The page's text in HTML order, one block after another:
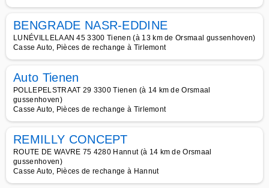
BENGRADE NASR-EDDINE
LUNÉVILLELAAN 45 3300 Tienen (à 13 km de Orsmaal gussenhoven)
Casse Auto, Pièces de rechange à Tirlemont
Auto Tienen
POLLEPELSTRAAT 29 3300 Tienen (à 14 km de Orsmaal
gussenhoven)
Casse Auto, Pièces de rechange à Tirlemont
REMILLY CONCEPT
ROUTE DE WAVRE 75 4280 Hannut (à 14 km de Orsmaal
gussenhoven)
Casse Auto, Pièces de rechange à Hannut